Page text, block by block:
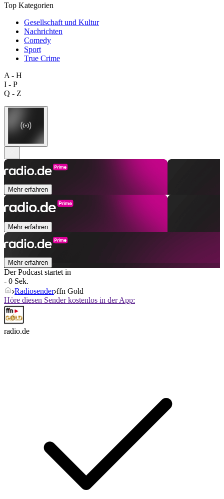
Top Kategorien
Gesellschaft und Kultur
Nachrichten
Comedy
Sport
True Crime
A - H
I - P
Q - Z
Mehr erfahren
Mehr erfahren
Mehr erfahren
Der Podcast startet in
- 0 Sek.
Radiosender ffn Gold
Höre diesen Sender kostenlos in der App:
radio.de